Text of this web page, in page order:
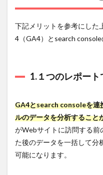
ルを連携
3.1
下
準備：
「GA4」
方法
3.1.1
手順1.
プロパ
成
下記メリットを参考にした
4（GA4）とsearch console
1.１つのレポー
GA4とsearch consoleを連
ルのデータを分析すること
がWebサイトに訪問する前
た後のデータを一括して分
可能になります。